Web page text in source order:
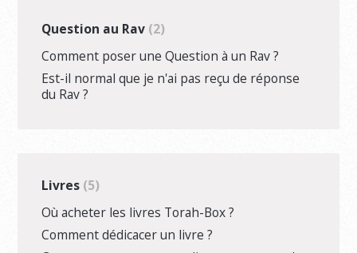
Question au Rav 2
Comment poser une Question à un Rav ?
Est-il normal que je n'ai pas reçu de réponse
du Rav ?
Livres 5
Où acheter les livres Torah-Box ?
Comment dédicacer un livre ?